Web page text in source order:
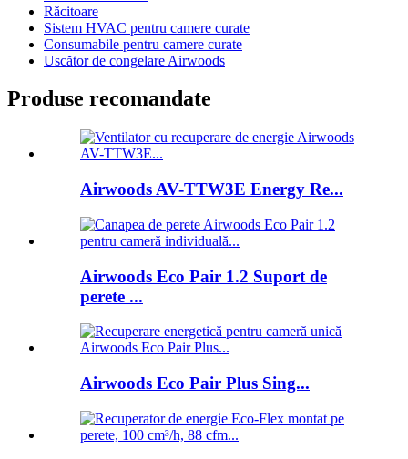
Răcitoare
Sistem HVAC pentru camere curate
Consumabile pentru camere curate
Uscător de congelare Airwoods
Produse recomandate
Airwoods AV-TTW3E Energy Re...
Airwoods Eco Pair 1.2 Suport de
perete ...
Airwoods Eco Pair Plus Sing...